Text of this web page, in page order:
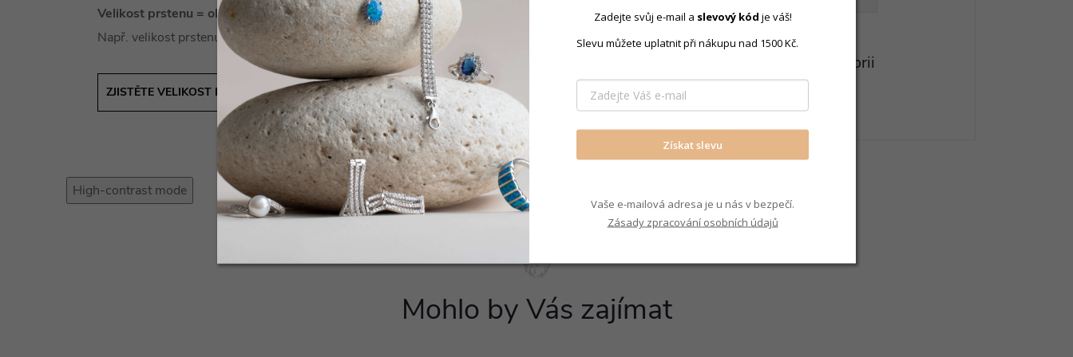
Velikost prstenu = obvod prstu
Např. velikost prstenu #53 = obvod prstu 53 mm
ZJISTĚTE VELIKOST PRSTENU SNADNO A RYCHLE
Produkt naleznete v této kategorii
Prsteny solitér / zásnubní
High-contrast mode
Mohlo by Vás zajímat
Zadejte svůj e-mail a slevový kód je váš!
Slevu můžete uplatnit při nákupu nad 1500 Kč.
Získat slevu
Vaše e-mailová adresa je u nás v bezpečí.
Zásady zpracování osobních údajů